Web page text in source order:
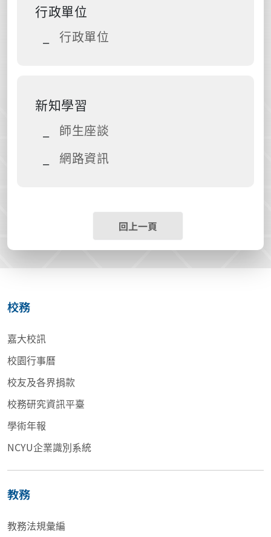
行政單位
行政單位
新知學習
師生座談
網路資訊
回上一頁
校務
嘉大校訊
校園行事曆
校友及各界捐款
校務研究資訊平臺
學術年報
NCYU企業識別系統
教務
教務法規彙編